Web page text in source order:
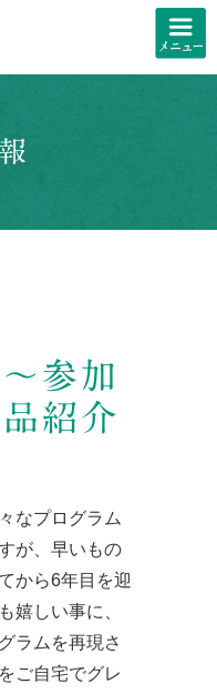
参加
紹介
なプログラム
が、早いもの
から6年目を迎
嬉しい事に、
ラムを再現さ
ご自宅でグレ